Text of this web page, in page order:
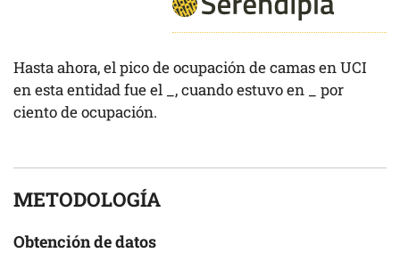
Hasta ahora, el pico de ocupación de camas en UCI
en esta entidad fue el
, cuando estuvo en
por
ciento de ocupación.
METODOLOGÍA
Obtención de datos